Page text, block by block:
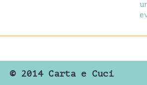
© 2014 Carta e Cuci